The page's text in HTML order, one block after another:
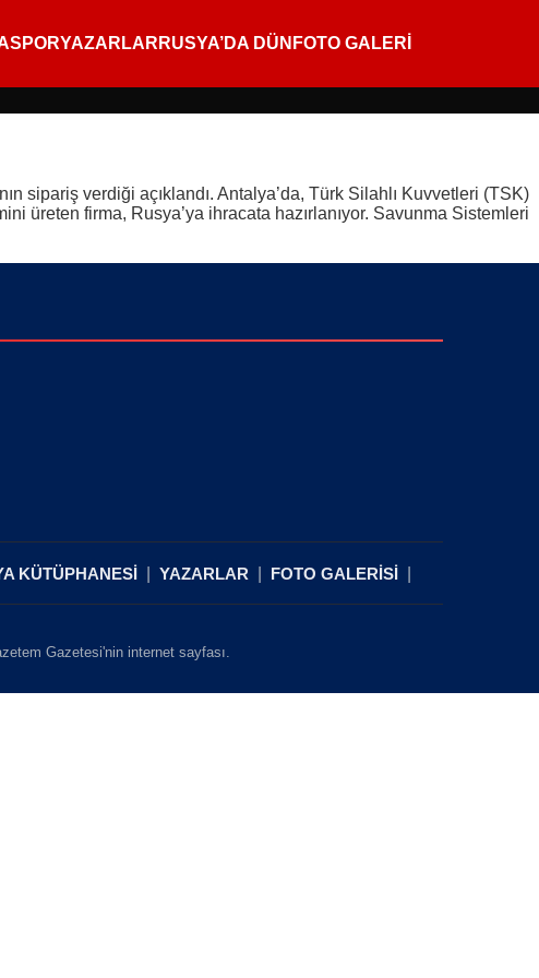
SPORYAZARLAR RUSYA’DA DÜN FOTO GALERİ
sipariş verdiği açıklandı. Antalya’da, Türk Silahlı Kuvvetleri (TSK)
üreten firma, Rusya’ya ihracata hazırlanıyor. Savunma Sistemleri
KÜTÜPHANESİ YAZARLAR
FOTO GALERİSİ
Gazetesi'nin internet sayfası.